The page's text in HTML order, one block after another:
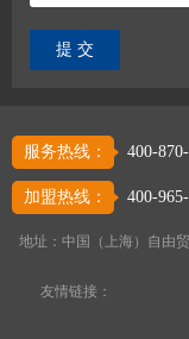
服务热线： 400-
加盟热线： 400-
地址：中国（上海）自由
友情链接：